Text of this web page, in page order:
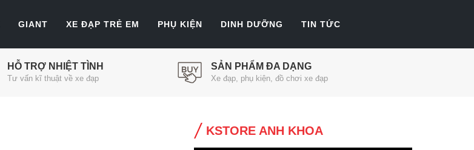
GIANT XE ĐẠP TRẺ EM PHỤ KIỆN DINH DƯỠNG TIN TỨC
HỖ TRỢ NHIỆT TÌNH
Tư vấn kĩ thuật về xe đạp
SẢN PHẨM ĐA DẠNG
Xe đạp, phụ kiện, đồ chơi xe đạp
KSTORE ANH KHOA